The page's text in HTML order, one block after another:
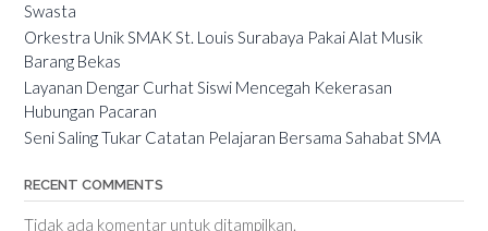
Swasta
Orkestra Unik SMAK St. Louis Surabaya Pakai Alat Musik
Barang Bekas
Layanan Dengar Curhat Siswi Mencegah Kekerasan
Hubungan Pacaran
Seni Saling Tukar Catatan Pelajaran Bersama Sahabat SMA
RECENT COMMENTS
Tidak ada komentar untuk ditampilkan.